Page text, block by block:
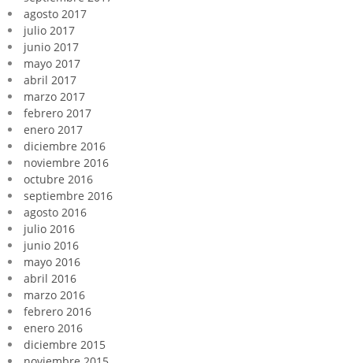
agosto 2017
julio 2017
junio 2017
mayo 2017
abril 2017
marzo 2017
febrero 2017
enero 2017
diciembre 2016
noviembre 2016
octubre 2016
septiembre 2016
agosto 2016
julio 2016
junio 2016
mayo 2016
abril 2016
marzo 2016
febrero 2016
enero 2016
diciembre 2015